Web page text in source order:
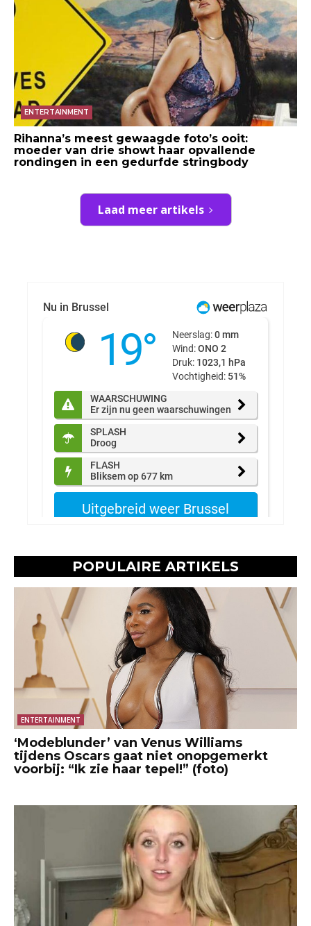
ENTERTAINMENT
Rihanna’s meest gewaagde foto’s ooit:
moeder van drie showt haar opvallende
rondingen in een gedurfde stringbody
Laad meer artikels
POPULAIRE ARTIKELS
ENTERTAINMENT
‘Modeblunder’ van Venus Williams
tijdens Oscars gaat niet onopgemerkt
voorbij: “Ik zie haar tepel!” (foto)